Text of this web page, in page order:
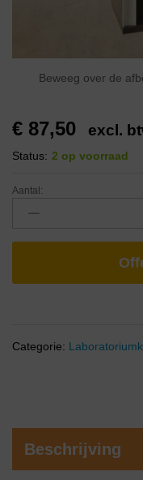
Beweeg over de
€ 87,50 excl.
Status: 2 op voorraad
Aantal:
Categorie:
Beschrijving